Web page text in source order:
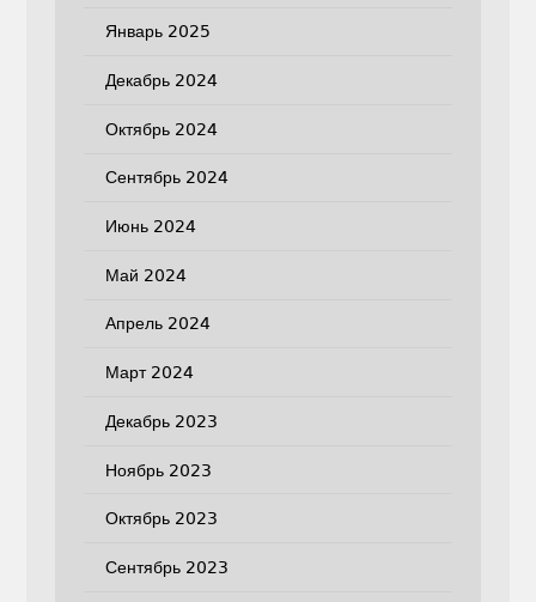
Январь 2025
Декабрь 2024
Октябрь 2024
Сентябрь 2024
Июнь 2024
Май 2024
Апрель 2024
Март 2024
Декабрь 2023
Ноябрь 2023
Октябрь 2023
Сентябрь 2023